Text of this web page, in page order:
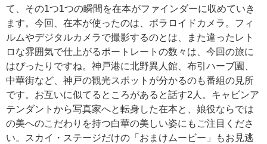
て、その1つ1つの瞬間を在本がファインダーに収めていき
ます。今回、在本が使ったのは、ポラロイドカメラ。フィ
ルムやデジタルカメラで撮影するのとは、また違ったレト
ロな雰囲気で仕上がるポートレートの数々は、今回の旅に
はぴったりですね。神戸港に北野異人館、布引ハーブ園、
中華街など、神戸の観光スポットが分かるのも番組の見所
です。お互いに似てるところがあると話す2人。キャビンア
テンダントから写真家へと転身した在本と、娘役ならでは
の美へのこだわりを持つ白華の美しい姿にもご注目くださ
い。スカイ・ステージだけの「おまけムービー」もお見逃